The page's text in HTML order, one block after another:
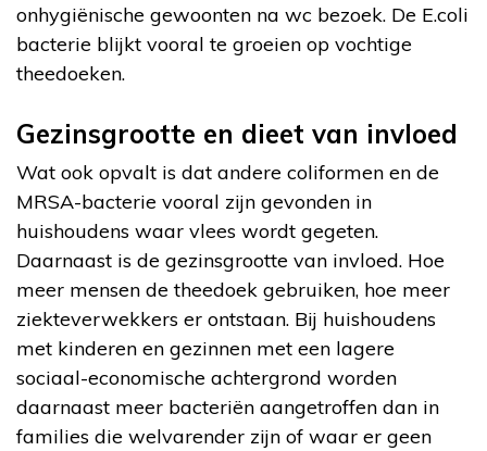
onhygiënische gewoonten na wc bezoek. De E.coli
bacterie blijkt vooral te groeien op vochtige
theedoeken.
Gezinsgrootte en dieet van invloed
Wat ook opvalt is dat andere coliformen en de
MRSA-bacterie vooral zijn gevonden in
huishoudens waar vlees wordt gegeten.
Daarnaast is de gezinsgrootte van invloed. Hoe
meer mensen de theedoek gebruiken, hoe meer
ziekteverwekkers er ontstaan. Bij huishoudens
met kinderen en gezinnen met een lagere
sociaal-economische achtergrond worden
daarnaast meer bacteriën aangetroffen dan in
families die welvarender zijn of waar er geen